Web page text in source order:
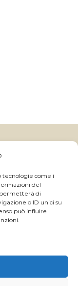
come i
del
permetterà di
o ID unici su
può influire
01059710168
RESERVED
S.r.l.